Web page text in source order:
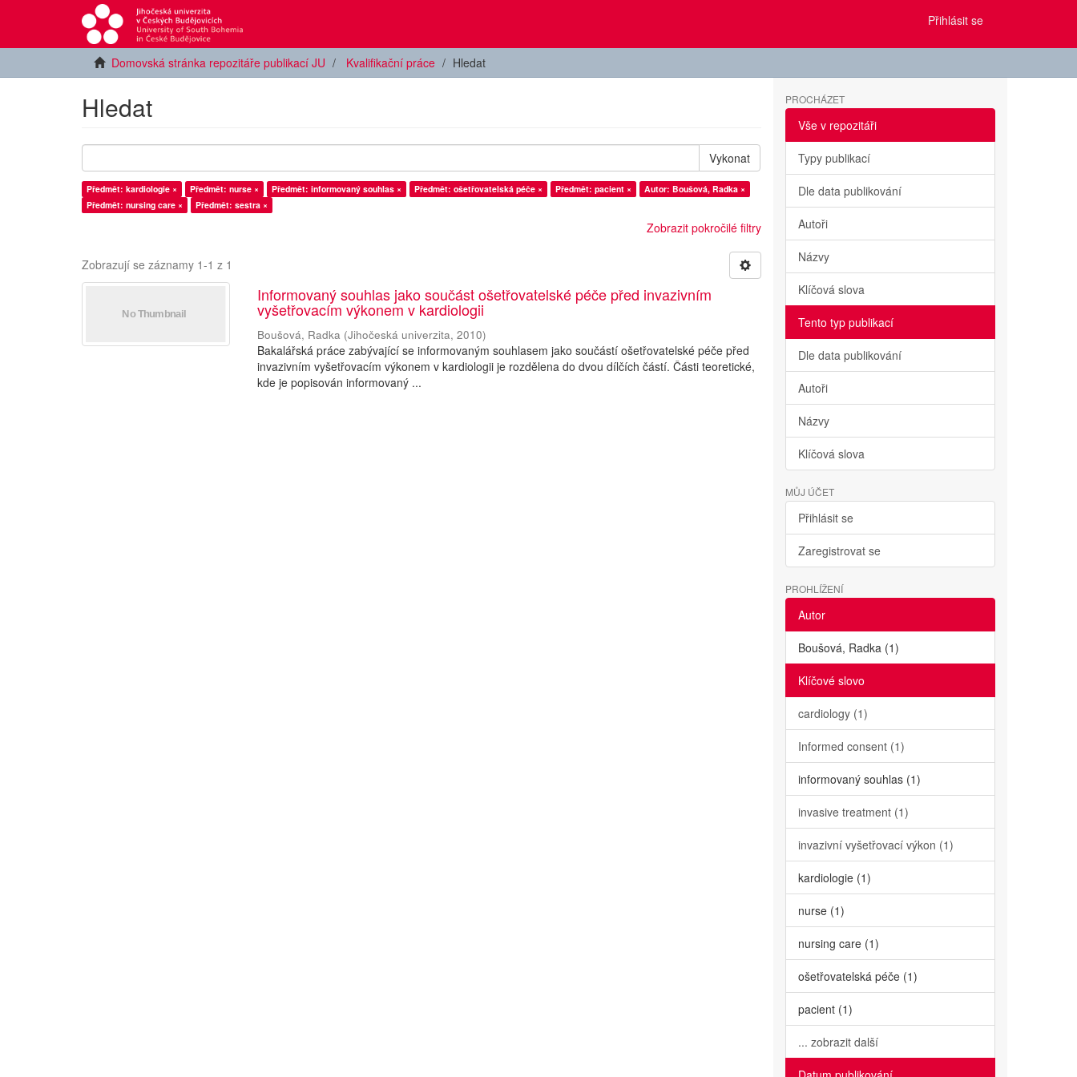
Přihlásit se
Domovská stránka repozitáře publikací JU Kvalifikační práce Hledat
Hledat
Vykonat
Předmět: kardiologie × Předmět: nurse × Předmět: informovaný souhlas × Předmět: ošetřovatelská péče × Předmět: pacient ×
Autor: Boušová, Radka ×
Předmět: nursing care ×
Předmět: sestra ×
Zobrazit pokročilé filtry
Zobrazují se záznamy 1-1 z 1
Informovaný souhlas jako součást ošetřovatelské péče před invazivním
vyšetřovacím výkonem v kardiologii
Boušová, Radka (Jihočeská univerzita,2010)
Bakalářská práce zabývající se informovaným souhlasem jako součástí ošetřovatelské péče před
invazivním vyšetřovacím výkonem v kardiologii je rozdělena do dvou dílčích částí. Části teoretické,
kde je popisován informovaný ...
PROCHÁZET
Vše v repozitáři
Typy publikací
Dle data publikování
Autoři
Názvy
Klíčová slova
Tento typ publikací
Dle data publikování
Autoři
Názvy
Klíčová slova
MŮJ ÚČET
Přihlásit se
Zaregistrovat se
PROHLÍŽENÍ
Autor
Boušová, Radka (1)
Klíčové slovo
cardiology (1)
Informed consent (1)
informovaný souhlas (1)
invasive treatment (1)
invazivní vyšetřovací výkon (1)
kardiologie (1)
nurse (1)
nursing care (1)
ošetřovatelská péče (1)
pacient (1)
... zobrazit další